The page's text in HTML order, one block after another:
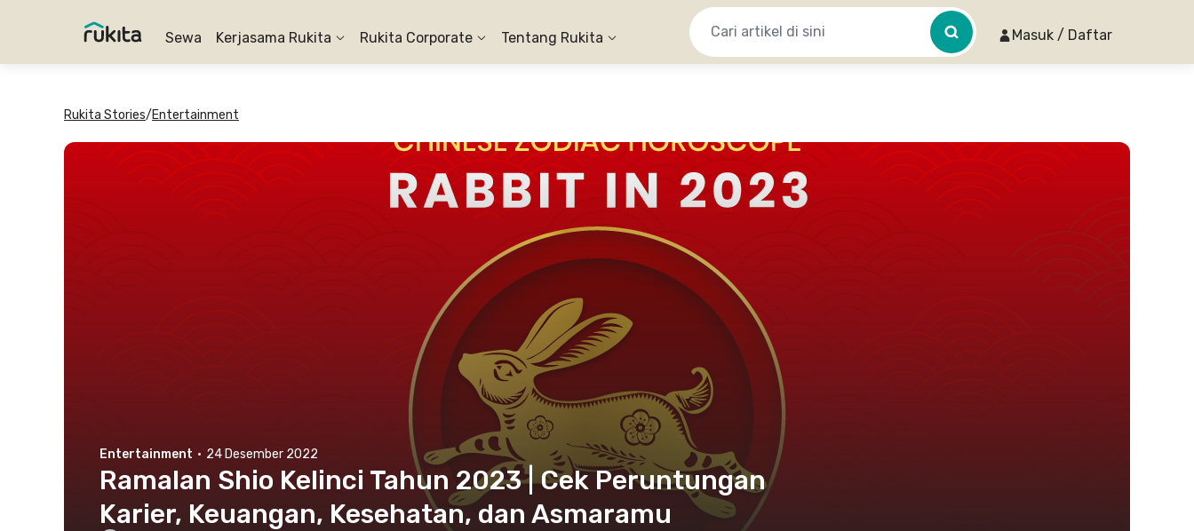
Sewa Kerjasama Rukita Rukita Corporate Tentang Rukita Masuk / Daftar
Rukita Stories/Entertainment
Entertainment · 24 Desember 2022
Ramalan Shio Kelinci Tahun 2023 | Cek Peruntungan
Karier, Keuangan, Kesehatan, dan Asmaramu